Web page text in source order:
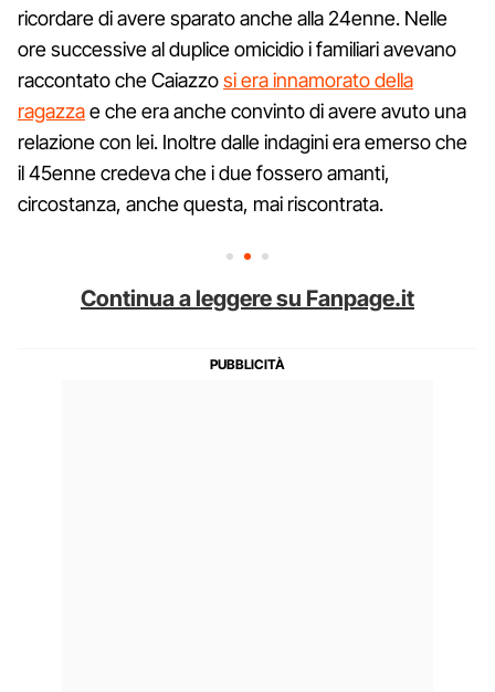
ricordare di avere sparato anche alla 24enne. Nelle
ore successive al duplice omicidio i familiari avevano
raccontato che Caiazzosi era innamorato della
ragazzae che era anche convinto di avere avuto una
relazione con lei. Inoltre dalle indagini era emerso che
il 45enne credeva che i due fossero amanti,
circostanza, anche questa, mai riscontrata.
Continua a leggere su Fanpage.it